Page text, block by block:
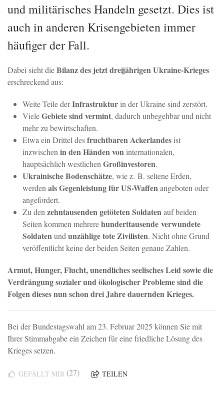
und militärisches Handeln gesetzt. Dies ist
auch in anderen Krisengebieten immer
häufiger der Fall.
Dabei sieht dieBilanz des jetzt dreijährigen Ukraine-Krieges
erschreckend aus:
Weite Teile derInfrastruktur in der Ukraine sind zerstört.
VieleGebiete sind vermint, dadurch unbegehbar und nicht
mehr zu bewirtschaften.
Etwa ein Drittel desfruchtbaren Ackerlandes ist
inzwischen in den Händen von internationalen,
hauptsächlich westlichen Großinvestoren.
Ukrainische Bodenschätze, wie z. B. seltene Erden,
werden als Gegenleistung für US-Waffenangeboten oder
angefordert.
Zu den zehntausenden getöteten Soldatenauf beiden
Seiten kommen mehrerehunderttausende verwundete
Soldatenund unzählige tote Zivilisten. Nicht ohne Grund
veröffentlicht keine der beiden Seiten genaue Zahlen.
Armut, Hunger, Flucht, unendliches seelisches Leid sowie die
Verdrängung sozialer und ökologischer Probleme sind die
Folgen dieses nun schon drei Jahre dauernden Krieges.
Bei der Bundestagswahl am 23. Februar 2025 können Sie mit
Ihrer Stimmabgabe ein Zeichen für eine friedliche Lösung des
Krieges setzen.
GEFÄLLT MIR (27) TEILEN